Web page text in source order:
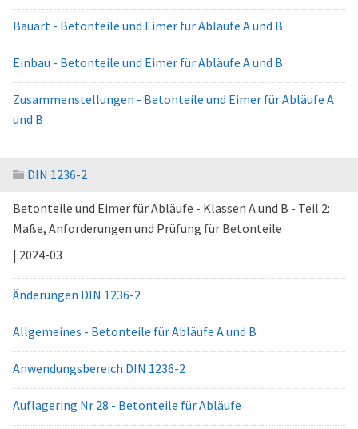
Bauart - Betonteile und Eimer für Abläufe A und B
Einbau - Betonteile und Eimer für Abläufe A und B
Zusammenstellungen - Betonteile und Eimer für Abläufe A
und B
DIN 1236-2
Betonteile und Eimer für Abläufe - Klassen A und B - Teil 2:
Maße, Anforderungen und Prüfung für Betonteile
| 2024-03
Änderungen DIN 1236-2
Allgemeines - Betonteile für Abläufe A und B
Anwendungsbereich DIN 1236-2
Auflagering Nr 28 - Betonteile für Abläufe